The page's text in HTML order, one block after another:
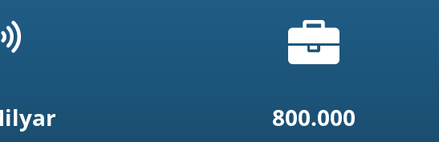
t('common.phone_icon')
çantası
simgesi
800.000